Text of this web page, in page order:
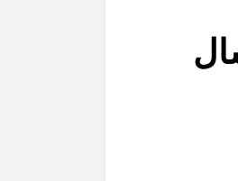
(3) سال